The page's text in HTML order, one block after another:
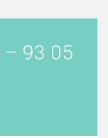
– 93 05